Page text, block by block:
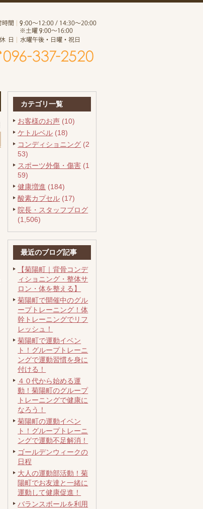
カテゴリ一覧
お客様のお声 (10)
ケトルベル (18)
コンディショニング (2
53)
スポーツ外傷・傷害 (1
59)
健康増進 (184)
酸素カプセル (17)
院長・スタッフブログ
(1,506)
最近のブログ記事
【菊陽町｜背骨コンデ
ィショニング・整体サ
ロン・体を整える】
菊陽町で開催中のグル
ープトレーニング！体
幹トレーニングでリフ
レッシュ！
菊陽町で運動イベン
ト！グループトレーニ
ングで運動習慣を身に
付ける！
４０代から始める運
動！菊陽町のグループ
トレーニングで健康に
なろう！
菊陽町の運動イベン
ト！グループトレーニ
ングで運動不足解消！
ゴールデンウィークの
日程
大人の運動部活動！菊
陽町でお友達と一緒に
運動して健康促進！
バランスボールを利用